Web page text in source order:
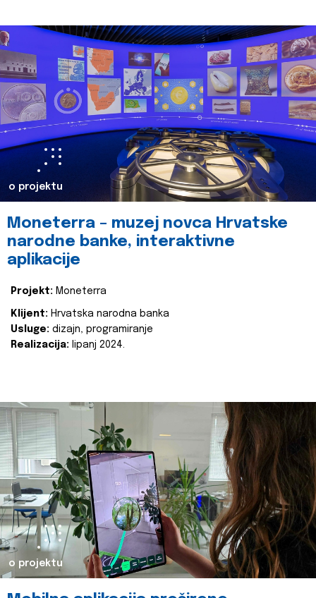
o projektu
Moneterra – muzej novca Hrvatske
narodne banke, interaktivne
aplikacije
Projekt: Moneterra
Klijent: Hrvatska narodna banka
Usluge: dizajn, programiranje
Realizacija: lipanj 2024.
o projektu